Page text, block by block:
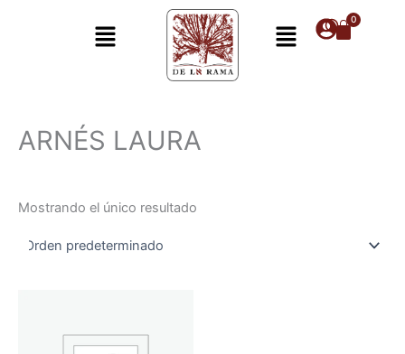
Menú Menú
ARNÉS LAURA
Mostrando el único resultado